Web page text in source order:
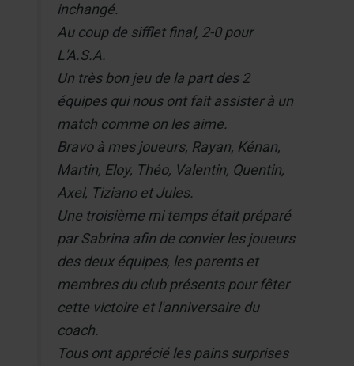
inchangé.
Au coup de sifflet final, 2-0 pour
L'A.S.A.
Un très bon jeu de la part des 2
équipes qui nous ont fait assister à un
match comme on les aime.
Bravo à mes joueurs, Rayan, Kénan,
Martin, Eloy, Théo, Valentin, Quentin,
Axel, Tiziano et Jules.
Une troisième mi temps était préparé
par Sabrina afin de convier les joueurs
des deux équipes, les parents et
membres du club présents pour fêter
cette victoire et l'anniversaire du
coach.
Tous ont apprécié les pains surprises